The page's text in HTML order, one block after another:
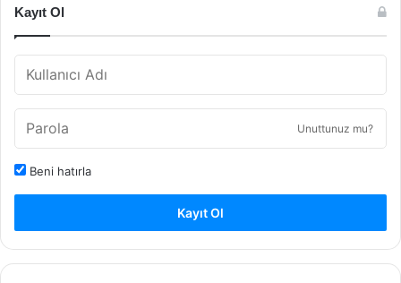
Kayıt Ol
Unuttunuz mu?
Beni hatırla
Kayıt Ol